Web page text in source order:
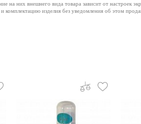
них внешнего вида товара зависит от настроек
комплектацию изделия без уведомления об этом